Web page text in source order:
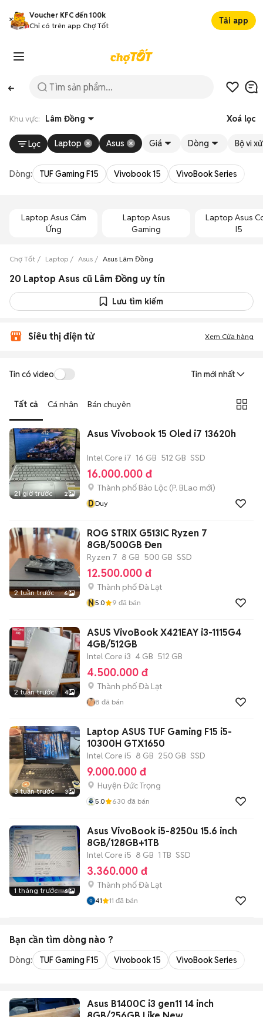
Voucher KFC đến 100k
Chỉ có trên app Chợ Tốt
Tải app
Khu vực: Lâm Đồng Xoá lọc
Lọc Laptop Asus Giá Dòng Bộ vi
Dòng: TUF Gaming F15 Vivobook 15 VivoBook Series
Laptop Asus Cảm
Ứng
Laptop Asus
Gaming
Laptop Asus
I5
Chợ Tốt Laptop Asus Asus Lâm Đồng
20 Laptop Asus cũ Lâm Đồng uy tín
Lưu tìm kiếm
Siêu thị điện tử Xem Cửa hàng
Tin có video Tin mới nhất
Tất cả Cá nhân Bán chuyên
21 giờ trước 2
Asus Vivobook 15 Oled i7 13620h
Intel Core i7 16 GB 512 GB SSD
16.000.000 đ
Thành phố Bảo Lộc (P. BLao mới)
DDuy
2 tuần trước 6
ROG STRIX G513IC Ryzen 7
8GB/500GB Đen
Ryzen 7 8 GB 500 GB SSD
12.500.000 đ
Thành phố Đà Lạt
N5.0 9 đã bán
2 tuần trước 4
ASUS VivoBook X421EAY i3-1115G4
4GB/512GB
Intel Core i3 4 GB 512 GB
4.500.000 đ
Thành phố Đà Lạt
8 đã bán
3 tuần trước 3
Laptop ASUS TUF Gaming F15 i5-
10300H GTX1650
Intel Core i5 8 GB 250 GB SSD
9.000.000 đ
Huyện Đức Trọng
5.0 630 đã bán
1 tháng trước 6
Asus VivoBook i5-8250u 15.6 inch
8GB/128GB+1TB
Intel Core i5 8 GB 1 TB SSD
3.360.000 đ
Thành phố Đà Lạt
4.1 11 đã bán
Bạn cần tìm dòng nào ?
Dòng: TUF Gaming F15 Vivobook 15 VivoBook Series
Asus B1400C i3 gen11 14 inch